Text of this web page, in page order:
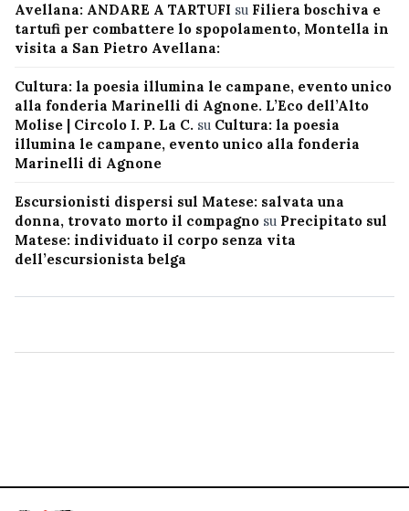
Avellana: ANDARE A TARTUFI su Filiera boschiva e
tartufi per combattere lo spopolamento, Montella in
visita a San Pietro Avellana:
Cultura: la poesia illumina le campane, evento unico
alla fonderia Marinelli di Agnone. L’Eco dell’Alto
Molise | Circolo I. P. La C. su Cultura: la poesia
illumina le campane, evento unico alla fonderia
Marinelli di Agnone
Escursionisti dispersi sul Matese: salvata una
donna, trovato morto il compagno su Precipitato sul
Matese: individuato il corpo senza vita
dell’escursionista belga